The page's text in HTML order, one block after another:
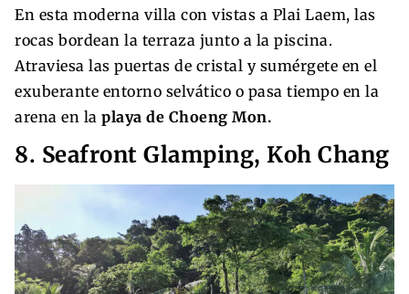
En esta moderna villa con vistas a Plai Laem, las
rocas bordean la terraza junto a la piscina.
Atraviesa las puertas de cristal y sumérgete en el
exuberante entorno selvático o pasa tiempo en la
arena en la playa de Choeng Mon.
8. Seafront Glamping, Koh Chang